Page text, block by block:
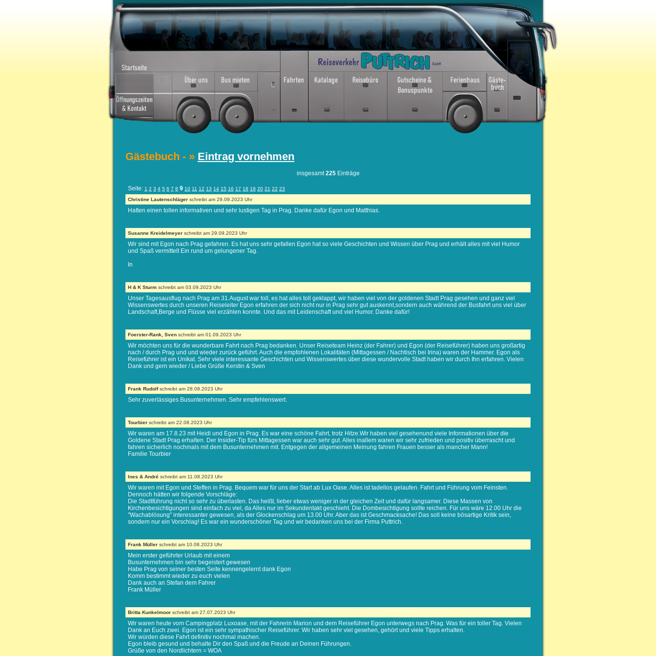
Gästebuch - » Eintrag vornehmen
insgesamt225Einträge
Seite: 1 2 3 4 5 6 7 8 9 10 11 12 13 14 15 16 17 18 19 20 21 22 23
Christine Lautenschläger schreibt am 29.09.2023 Uhr
Hatten einen tollen informativen und sehr lustigen Tag in Prag. Danke dafür Egon und Matthias.
Susanne Kreidelmeyer schreibt am 29.09.2023 Uhr
Wir sind mit Egon nach Prag gefahren. Es hat uns sehr gefallen.Egon hat so viele Geschichten und Wissen über Prag und erhält alles mit viel Humor
und Spaß vermittelt Ein rund um gelungener Tag.
In
H & K Sturm schreibt am 03.09.2023 Uhr
Unser Tagesausflug nach Prag am 31.August war toll, es hat alles toll geklappt, wir haben viel von der goldenen Stadt Prag gesehen und ganz viel
Wissenswertes durch unseren Reiseleiter Egon erfahren der sich nicht nur in Prag sehr gut auskennt,sondern auch während der Busfahrt uns viel über
Landschaft,Berge und Flüsse viel erzählen konnte. Und das mit Leidenschaft und viel Humor. Danke dafür!
Foerster-Rank, Sven schreibt am 01.09.2023 Uhr
Wir möchten uns für die wunderbare Fahrt nach Prag bedanken. Unser Reiseteam Heinz (der Fahrer) und Egon (der Reiseführer) haben uns großartig
nach / durch Prag und und wieder zurück geführt. Auch die empfohlenen Lokalitäten (Mittagessen / Nachtisch bei Irina) waren der Hammer. Egon als
Reiseführer ist ein Unikat. Sehr viele interessante Geschichten und Wissenswertes über diese wundervolle Stadt haben wir durch Ihn erfahren. Vielen
Dank und gern wieder / Liebe Grüße Kerstin & Sven
Frank Rudolfschreibt am 28.08.2023 Uhr
Sehr zuverlässiges Busunternehmen. Sehr empfehlenswert.
Tourbier schreibt am 22.08.2023 Uhr
Wir waren am 17.8.23 mit Heidi und Egon in Prag. Es war eine schöne Fahrt, trotz Hitze.Wir haben viel gesehenund viele Informationen über die
Goldene Stadt Prag erhalten. Der Insider-Tip fürs Mittagessen war auch sehr gut. Alles inallem waren wir sehr zufrieden und positiv überrascht und
fahren sicherlich nochmals mit dem Busunternehmen mit. Entgegen der allgemeinen Meinung fahren Frauen besser als mancher Mann!
Familie Tourbier
Ines & André schreibt am 11.08.2023 Uhr
Wir waren mit Egon und Steffen in Prag. Bequem war für uns der Start ab Lux Oase. Alles ist tadellos gelaufen. Fahrt und Führung vom Feinsten.
Dennoch hätten wir folgende Vorschläge:
Die Stadtführung nicht so sehr zu überlasten. Das heißt, lieber etwas weniger in der gleichen Zeit und dafür langsamer. Diese Massen von
Kirchenbesichtigungen sind einfach zu viel, da Alles nur im Sekundentakt geschieht. Die Dombesichtigung sollte reichen. Für uns wäre 12.00 Uhr die
"Wachablösung" interessanter gewesen, als der Glockenschlag um 13.00 Uhr. Aber das ist Geschmacksache! Das soll keine bösartige Kritik sein,
sondern nur ein Vorschlag! Es war ein wunderschöner Tag und wir bedanken uns bei der Firma Puttrich.
Frank Müller schreibt am 10.08.2023 Uhr
Mein erster geführter Urlaub mit einem
Busunternehmen bin sehr begeistert gewesen
Habe Prag von seiner besten Seite kennengelernt dank Egon
Komm bestimmt wieder zu euch vielen
Dank auch an Stefan dem Fahrer
Frank Müller
Britta Kunkelmoor schreibt am 27.07.2023 Uhr
Wir waren heute vom Campingplatz Luxoase, mit der Fahrerin Marion und dem Reiseführer Egon unterwegs nach Prag. Was für ein toller Tag. Vielen
Dank an Euch zwei. Egon ist ein sehr sympathischer Reiseführer. Wir haben sehr viel gesehen, gehört und viele Tipps erhalten.
Wir würden diese Fahrt definitiv nochmal machen.
Egon bleib gesund und behalte Dir den Spaß und die Freude an Deinen Führungen.
Grüße von den Nordlichtern = WOA